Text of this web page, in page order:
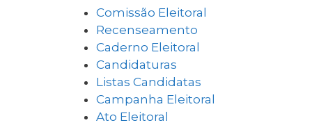
Comissão Eleitoral
Recenseamento
Caderno Eleitoral
Candidaturas
Listas Candidatas
Campanha Eleitoral
Ato Eleitoral